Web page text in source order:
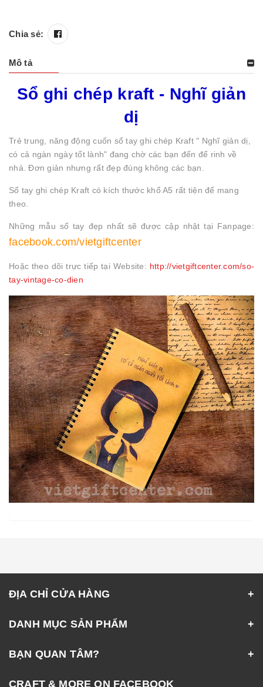
Chia sẻ:
Mô tả
Sổ ghi chép kraft - Nghĩ giản
dị
Trẻ trung, năng động cuốn sổ tay ghi chép Kraft " Nghĩ giản dị,
có cả ngàn ngày tốt lành" đang chờ các bạn đến để rinh về
nhà. Đơn giản nhưng rất đẹp đúng không các bạn.
Sổ tay ghi chép Kraft có kích thước khổ A5 rất tiện để mang
theo.
Những mẫu sổ tay đẹp nhất sẽ được cập nhật tại Fanpage:
facebook.com/vietgiftcenter
Hoặc theo dõi trực tiếp tại Website: http://vietgiftcenter.com/so-
tay-vintage-co-dien
ĐỊA CHỈ CỬA HÀNG
DANH MỤC SẢN PHẨM
BẠN QUAN TÂM?
CRAFT & MORE ON FACEBOOK